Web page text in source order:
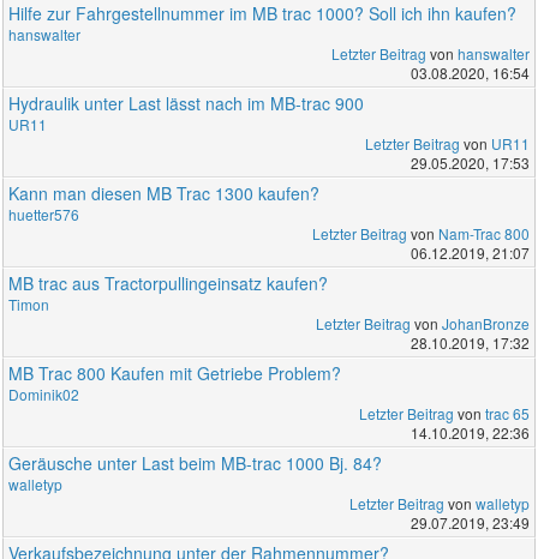
Hilfe zur Fahrgestellnummer im MB trac 1000? Soll ich ihn kaufen?
hanswalter
Letzter Beitrag von hanswalter
03.08.2020, 16:54
Hydraulik unter Last lässt nach im MB-trac 900
UR11
Letzter Beitrag von UR11
29.05.2020, 17:53
Kann man diesen MB Trac 1300 kaufen?
huetter576
Letzter Beitrag von Nam-Trac 800
06.12.2019, 21:07
MB trac aus Tractorpullingeinsatz kaufen?
Timon
Letzter Beitrag von JohanBronze
28.10.2019, 17:32
MB Trac 800 Kaufen mit Getriebe Problem?
Dominik02
Letzter Beitrag von trac 65
14.10.2019, 22:36
Geräusche unter Last beim MB-trac 1000 Bj. 84?
walletyp
Letzter Beitrag von walletyp
29.07.2019, 23:49
Verkaufsbezeichnung unter der Rahmennummer?